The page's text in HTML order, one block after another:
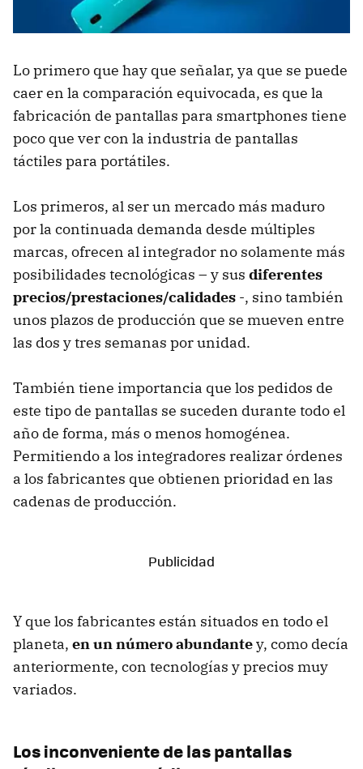
Lo primero que hay que señalar, ya que se puede
caer en la comparación equivocada, es que la
fabricación de pantallas para smartphones tiene
poco que ver con la industria de pantallas
táctiles para portátiles.
Los primeros, al ser un mercado más maduro
por la continuada demanda desde múltiples
marcas, ofrecen al integrador no solamente más
posibilidades tecnológicas – y sus diferentes
precios/prestaciones/calidades -, sino también
unos plazos de producción que se mueven entre
las dos y tres semanas por unidad.
También tiene importancia que los pedidos de
este tipo de pantallas se suceden durante todo el
año de forma, más o menos homogénea.
Permitiendo a los integradores realizar órdenes
a los fabricantes que obtienen prioridad en las
cadenas de producción.
Y que los fabricantes están situados en todo el
planeta, en un número abundantey, como decía
anteriormente, con tecnologías y precios muy
variados.
Los inconveniente de las pantallas